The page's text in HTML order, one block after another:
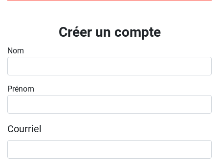
Publiez une offre d'emploi
Créer un compte
Nom
Prénom
Courriel